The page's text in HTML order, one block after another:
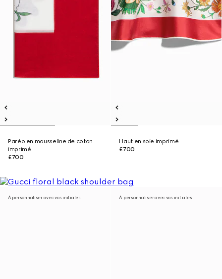
Paréo en mousseline de coton
imprimé
£700
Haut en soie imprimé
£700
À personnaliser avec vos initiales À personnaliser avec vos initiales